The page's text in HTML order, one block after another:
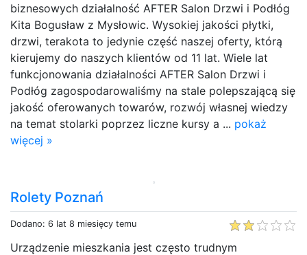
biznesowych działalność AFTER Salon Drzwi i Podłóg
Kita Bogusław z Mysłowic. Wysokiej jakości płytki,
drzwi, terakota to jedynie część naszej oferty, którą
kierujemy do naszych klientów od 11 lat. Wiele lat
funkcjonowania działalności AFTER Salon Drzwi i
Podłóg zagospodarowaliśmy na stale polepszającą się
jakość oferowanych towarów, rozwój własnej wiedzy
na temat stolarki poprzez liczne kursy a ... pokaż
więcej »
Rolety Poznań
Dodano: 6 lat 8 miesięcy temu
Urządzenie mieszkania jest często trudnym